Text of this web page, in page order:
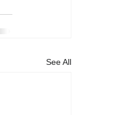
See All